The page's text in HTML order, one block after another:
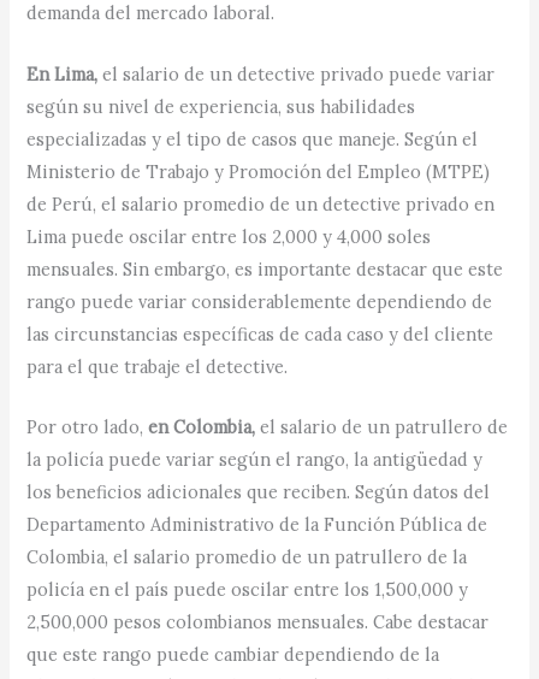
demanda del mercado laboral.
En Lima, el salario de un detective privado puede variar
según su nivel de experiencia, sus habilidades
especializadas y el tipo de casos que maneje. Según el
Ministerio de Trabajo y Promoción del Empleo (MTPE)
de Perú, el salario promedio de un detective privado en
Lima puede oscilar entre los 2,000 y 4,000 soles
mensuales. Sin embargo, es importante destacar que este
rango puede variar considerablemente dependiendo de
las circunstancias específicas de cada caso y del cliente
para el que trabaje el detective.
Por otro lado,en Colombia, el salario de un patrullero de
la policía puede variar según el rango, la antigüedad y
los beneficios adicionales que reciben. Según datos del
Departamento Administrativo de la Función Pública de
Colombia, el salario promedio de un patrullero de la
policía en el país puede oscilar entre los 1,500,000 y
2,500,000 pesos colombianos mensuales. Cabe destacar
que este rango puede cambiar dependiendo de la